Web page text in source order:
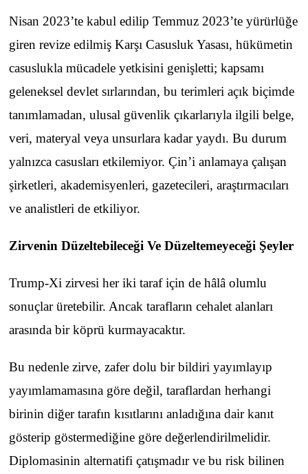
Nisan 2023’te kabul edilip Temmuz 2023’te yürürlüğe
giren revize edilmiş Karşı Casusluk Yasası, hükümetin
casuslukla mücadele yetkisini genişletti; kapsamı
geleneksel devlet sırlarından, bu terimleri açık biçimde
tanımlamadan, ulusal güvenlik çıkarlarıyla ilgili belge,
veri, materyal veya unsurlara kadar yaydı. Bu durum
yalnızca casusları etkilemiyor. Çin’i anlamaya çalışan
şirketleri, akademisyenleri, gazetecileri, araştırmacıları
ve analistleri de etkiliyor.
Zirvenin Düzeltebileceği Ve Düzeltemeyeceği Şeyler
Trump-Xi zirvesi her iki taraf için de hâlâ olumlu
sonuçlar üretebilir. Ancak tarafların cehalet alanları
arasında bir köprü kurmayacaktır.
Bu nedenle zirve, zafer dolu bir bildiri yayımlayıp
yayımlamamasına göre değil, taraflardan herhangi
birinin diğer tarafın kısıtlarını anladığına dair kanıt
gösterip göstermediğine göre değerlendirilmelidir.
Diplomasinin alternatifi çatışmadır ve bu risk bilinen